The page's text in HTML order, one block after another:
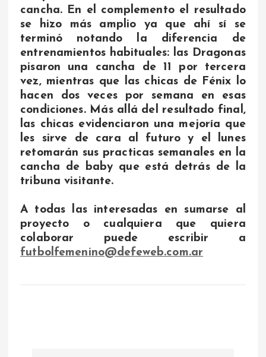
cancha. En el complemento el resultado
se hizo más amplio ya que ahí sí se
terminó notando la diferencia de
entrenamientos habituales: las Dragonas
pisaron una cancha de 11 por tercera
vez, mientras que las chicas de Fénix lo
hacen dos veces por semana en esas
condiciones. Más allá del resultado final,
las chicas evidenciaron una mejoría que
les sirve de cara al futuro y el lunes
retomarán sus practicas semanales en la
cancha de baby que está detrás de la
tribuna visitante.
A todas las interesadas en sumarse al
proyecto o cualquiera que quiera
colaborar puede escribir a
futbolfemenino@defeweb.com.ar